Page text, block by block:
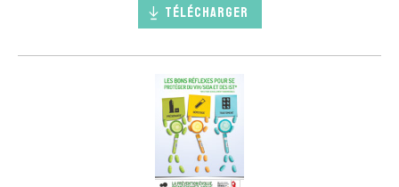
Télécharger